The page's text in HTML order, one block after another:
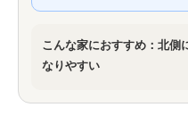
こんな家におすすめ：北側
なりやすい